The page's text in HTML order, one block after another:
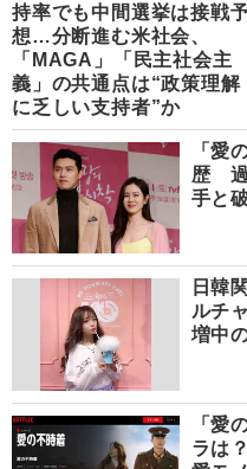
持率でも中間選挙は接戦
想…分断進む米社会、
「MAGA」「民主社会主
義」の共通点は“政策理解
に乏しい支持者”か
「愛
歴 過
手と
日韓
ルチ
増中
「愛
ラは